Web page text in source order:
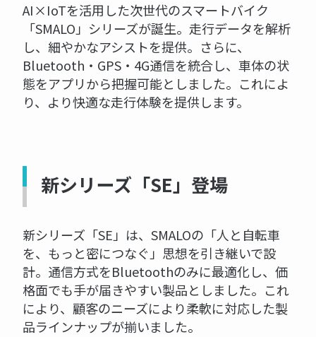
AI×IoTを活用した次世代のスマートバイク
「SMALO」シリーズが誕生。走行データを解析
し、細やかなアシストを提供。さらに、
Bluetooth・GPS・4G通信を統合し、車体の状
態をアプリから把握可能としました。これによ
り、より快適な走行体験を提供します。
新シリーズ「SE」登場
新シリーズ「SE」は、SMALOの「人と自転車
を、もっと密につなぐ」思想を引き継いで設
計。通信方式をBluetoothのみに最適化し、価
格面でも手が届きやすい製品としました。これ
により、顧客のニーズにより柔軟に対応した製
品ラインナップが揃いました。